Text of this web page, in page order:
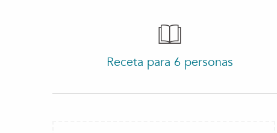
Receta para 6 personas